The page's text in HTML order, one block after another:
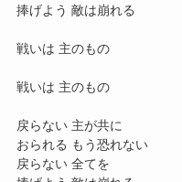
捧げよう 敵は崩れる
戦いは 主のもの
戦いは 主のもの
戻らない 主が共に
おられる もう恐れない
戻らない 全てを